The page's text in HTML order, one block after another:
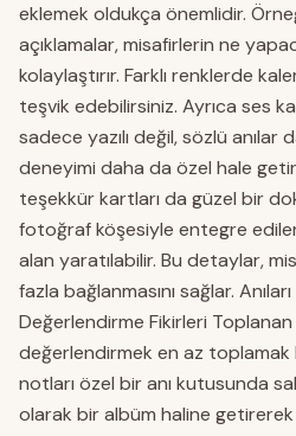
eklemek oldukça önemlidir.
açıklamalar, misafirlerin ne
kolaylaştırır. Farklı renklerde
teşvik edebilirsiniz. Ayrıca ses
sadece yazılı değil, sözlü anılar
deneyimi daha da özel hale
teşekkür kartları da güzel bir
fotoğraf köşesiyle entegre
alan yaratılabilir. Bu detaylar,
fazla bağlanmasını sağlar.
Değerlendirme Fikirleri Toplanan
değerlendirmek en az toplamak
notları özel bir anı kutusunda
olarak bir albüm haline